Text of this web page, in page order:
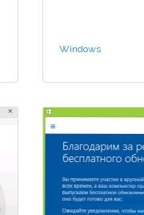
Windows